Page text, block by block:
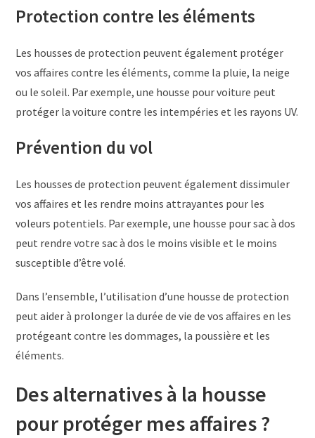
Protection contre les éléments
Les housses de protection peuvent également protéger
vos affaires contre les éléments, comme la pluie, la neige
ou le soleil. Par exemple, une housse pour voiture peut
protéger la voiture contre les intempéries et les rayons UV.
Prévention du vol
Les housses de protection peuvent également dissimuler
vos affaires et les rendre moins attrayantes pour les
voleurs potentiels. Par exemple, une housse pour sac à dos
peut rendre votre sac à dos le moins visible et le moins
susceptible d’être volé.
Dans l’ensemble, l’utilisation d’une housse de protection
peut aider à prolonger la durée de vie de vos affaires en les
protégeant contre les dommages, la poussière et les
éléments.
Des alternatives à la housse
pour protéger mes affaires ?